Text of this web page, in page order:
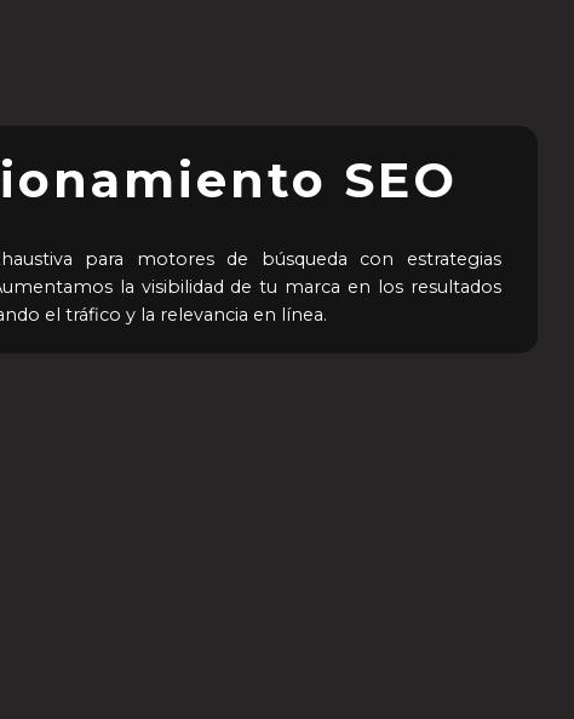
SEO
para motores de búsqueda con estrategias
la visibilidad de tu marca en los resultados
el tráfico y la relevancia en línea.